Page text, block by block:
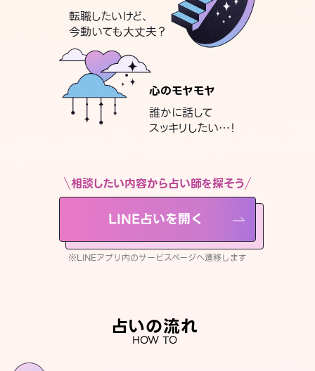
転職したいけど、
今動いても大丈夫？
心のモヤモヤ
誰かに話して
スッキリしたい…！
相談したい内容から占い師を探そう
LINE占いを開く
※LINEアプリ内のサービスページへ遷移します
占いの流れ
HOW TO